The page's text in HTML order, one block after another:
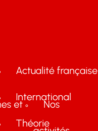
et Nos
Actualité française
International
Théorie